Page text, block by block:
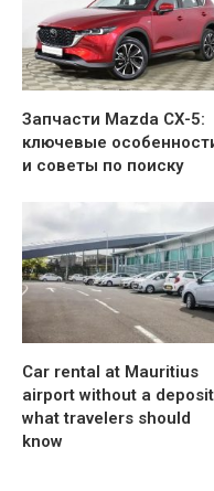
Запчасти Mazda CX-5:
ключевые
и советы по поиску
Car rental at Mauritius
airport without a
what travelers should
know